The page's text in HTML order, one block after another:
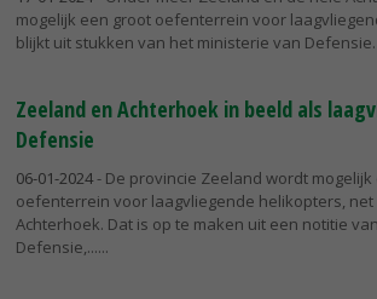
mogelijk een groot oefenterrein voor
blijkt uit stukken van het ministerie van Defensie.
Zeeland en Achterhoek in beeld als
Defensie
06-01-2024- De provincie Zeeland wordt
oefenterrein voor laagvliegende helikopters, net
Achterhoek. Dat is op te maken uit een notitie
Defensie,...